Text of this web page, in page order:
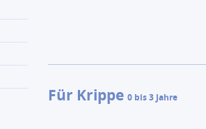
Für Krippe 0 bis 3 Jahre